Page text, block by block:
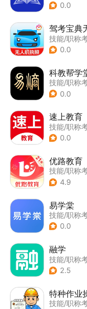
0.0
驾考宝典
技能/职称
0.0
科教帮学
技能/职称
0.0
速上教育
技能/职称
0.0
优路教育
技能/职称
4.9
易学棠
技能/职称
0.0
融学
技能/职称
2.5
特种作业
技能/职称